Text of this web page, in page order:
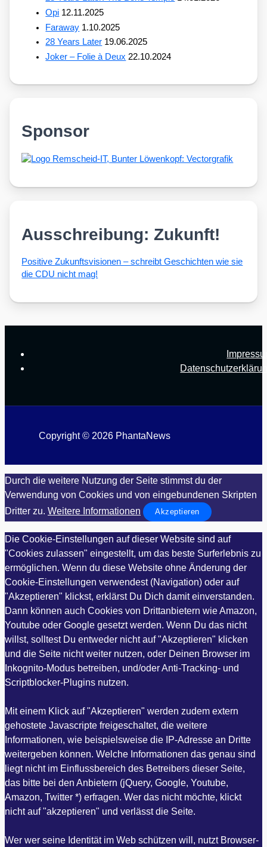
Opi 12.11.2025
Faraway 1.10.2025
28 Years Later 19.06.2025
Joker – Folie à Deux 22.10.2024
Sponsor
Ausschreibung: Zukunft!
Posi­ti­ve Zukunfts­vi­sio­nen – schreibt Geschich­ten wie sie
die CDU nicht mag!
Copyright © 2026 PhantaNews
Durch die weitere Nutzung der Seite stimmst du der
Verwendung von Cookies und von eingebundenen Skripten
Dritter zu. Weitere Informationen Akzeptieren
Die Cookie-Einstellungen auf dieser Website sind auf
"Cookies zulassen" eingestellt, um das beste Surferlebnis zu
ermöglichen. Wenn du diese Website ohne Änderung der
Cookie-Einstellungen verwendest (Navigation) oder auf
"Akzeptieren" klickst, erklärst Du Dich damit einverstanden.
Dann können auch Cookies von Drittanbietern wie Amazon,
Youtube oder Google gesetzt werden. Wenn Du das nicht
willst, solltest Du entweder nicht auf "Akzeptieren" klicken
und die Seite nicht weiter nutzen, oder Deinen Browser im
Inkognito-Modus betreiben, und/oder Anti-Tracking- und
Scriptblocker-Plugins nutzen.
Mit einem Klick auf "Akzeptieren" werden zudem extern
gehostete Javascripte freigeschaltet, die weitere
Informationen, wie beispielsweise die IP-Adresse an Dritte
weitergeben können. Welche Informationen das genau sind
liegt nicht im Einflussbereich des Betreibers dieser Seite,
das bitte bei den Anbietern (jQuery, Google, Youtube,
Amazon, Twitter *) erfragen. Wer das nicht möchte, klickt
nicht auf "akzeptieren" und verlässt die Seite.
Wer wer seine Identität im Web schützen will, nutzt Browser-